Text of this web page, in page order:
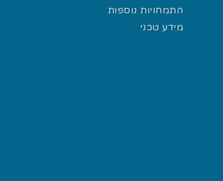
התמחויות נוספות
מידע טכני